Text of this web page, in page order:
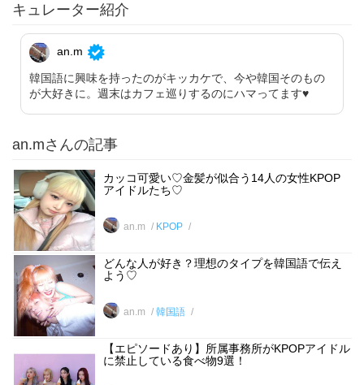
キュレーター紹介
an.m
韓国語に興味を持ったのがキッカケで、今や韓国そのもの
が大好きに。週末はカフェ巡りするのにハマってます♥︎
an.mさんの記事
カッコ可愛い♡金髪が似合う14人の女性KPOP
アイドルたち♡
an.m KPOP
どんな人が好き？理想のタイプを韓国語で伝え
よう♡
an.m 韓国語
【エピソードあり】所属事務所がKPOPアイドル
に禁止している食べ物9選！